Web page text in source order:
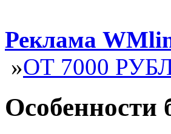
Реклама
»ОТ 7000
Особенности